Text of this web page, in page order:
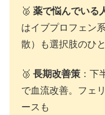
🥈 薬で悩んでいる
はイブプロフェン
散）も選択肢のひ
🥉 長期改善策 ：下
で血流改善。フェ
ースも